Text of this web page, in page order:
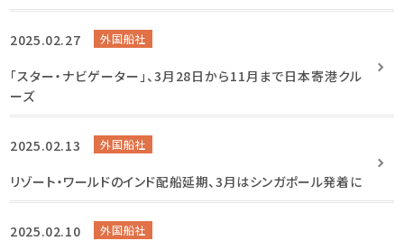
2025.02.27 外国船社
「スター・ナビゲーター」、3月28日から11月まで日本寄港クル
ーズ
2025.02.13 外国船社
リゾート・ワールドのインド配船延期、3月はシンガポール発着に
2025.02.10 外国船社